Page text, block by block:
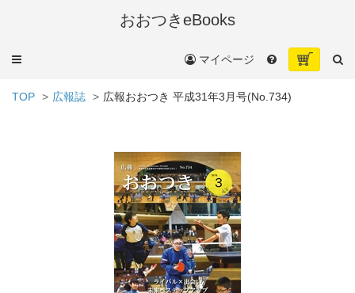
おおつきeBooks
メ
ュ
マイページ
TOP 広報誌 広報おおつき 平成31年3月号(No.734)